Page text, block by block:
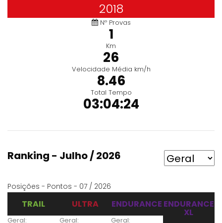
2018
Nº Provas
1
Km
26
Velocidade Média km/h
8.46
Total Tempo
03:04:24
Ranking - Julho / 2026
Posições - Pontos - 07 / 2026
TRAIL
Geral:
ULTRA
Geral:
ENDURANCE
Geral:
ENDURANCE
XL